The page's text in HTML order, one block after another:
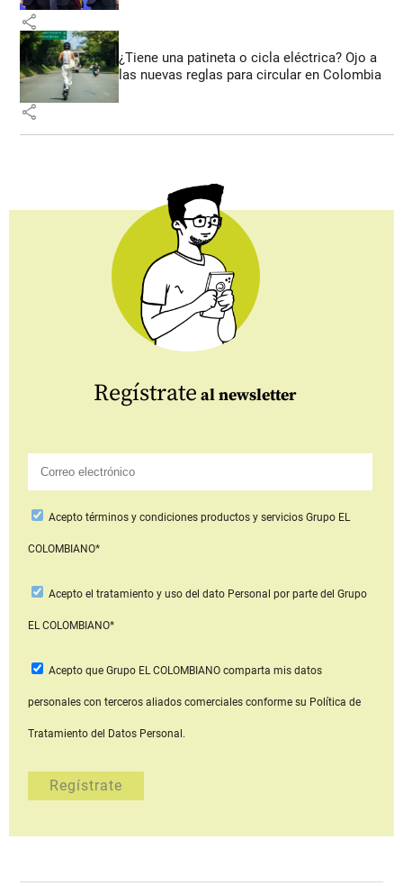
share
¿Tiene una patineta o cicla eléctrica? Ojo a
las nuevas reglas para circular en Colombia
share
Regístrate al newsletter
Aceptotérminos y condiciones productos y serviciosGrupo EL
COLOMBIANO*
Acepto el tratamiento y uso del dato Personal por parte del Grupo
EL COLOMBIANO*
Acepto que Grupo EL COLOMBIANOcomparta mis datos
personales con terceros aliados comerciales conforme su Política de
Tratamiento del Datos Personal.